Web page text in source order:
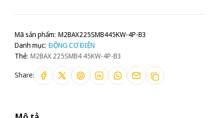
Mã sản phẩm: M2BAX225SMB445KW-4P-B3
Danh mục: ĐỘNG CƠ ĐIỆN
Thẻ: M2BAX 225SMB4 45KW-4P-B3
Share: